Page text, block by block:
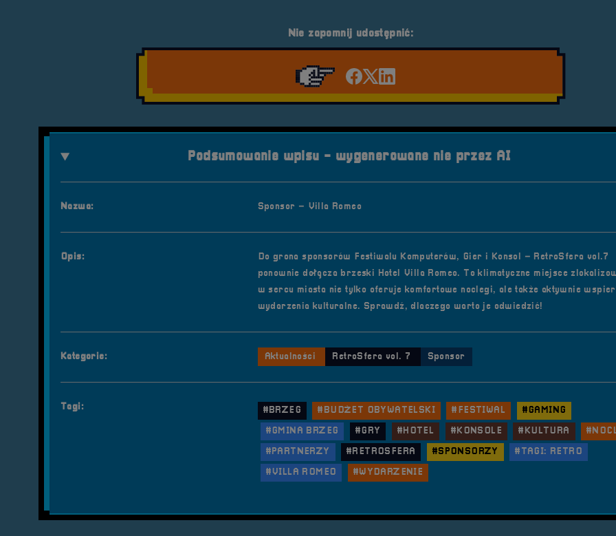
Nie zapomnij udostępnić:
Udostępnij na facebook'u
Udostępnij na Twiterze
Udostępnij na LinkedIn
Podsumowanie wpisu - wygenerowane nie przez AI
Nazwa: Sponsor – Villa Romeo
Opis:
Do grona sponsorów Festiwalu Komputerów, Gier i Konsol – RetroSfera vol.7
ponownie dołącza brzeski Hotel Villa Romeo. To klimatyczne miejsce
w sercu miasta nie tylko oferuje komfortowe noclegi, ale także aktywnie
wydarzenia kulturalne. Sprawdź, dlaczego warto je odwiedzić!
Kategorie: Aktualności RetroSfera vol. 7 Sponsor
Tagi: #BRZEG #BUDŻET OBYWATELSKI #FESTIWAL
#GAMING
#GMINA BRZEG
#GRY #HOTEL #KONSOLE #KULTURA
#PARTNERZY
#RETROSFERA #SPONSORZY
#TAGI: RETRO
#VILLA ROMEO
#WYDARZENIE